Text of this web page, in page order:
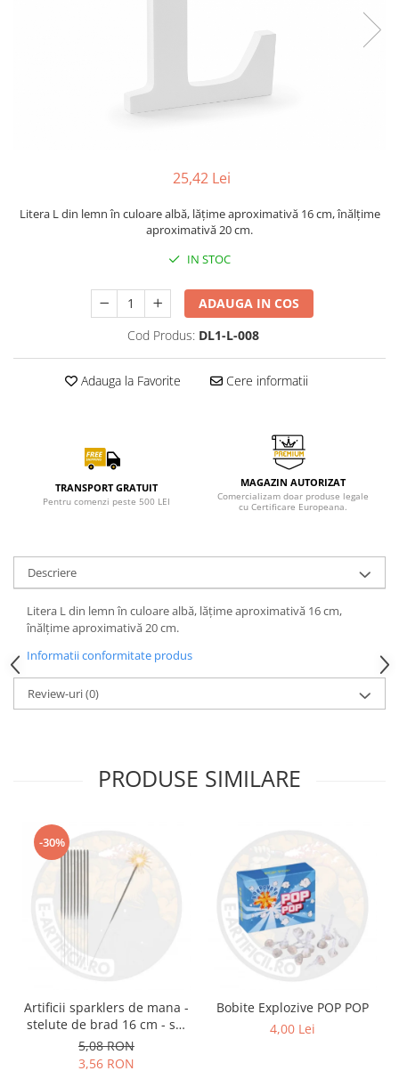
25,42 Lei
Litera L din lemn în culoare albă, lățime aproximativă 16 cm, înălțime
aproximativă 20 cm.
IN STOC
ADAUGA IN COS
Cod Produs: DL1-L-008
Adauga la Favorite Cere informatii
TRANSPORT GRATUIT
Pentru comenzi peste 500 LEI
MAGAZIN AUTORIZAT
Comercializam doar produse legale
cu Certificare Europeana.
Descriere
Litera L din lemn în culoare albă, lățime aproximativă 16 cm,
înălțime aproximativă 20 cm.
Informatii conformitate produs
Review-uri(0)
PRODUSE SIMILARE
-30%
Artificii sparklers de mana -
stelute de brad 16 cm - set
10 buc
5,08 RON
3,56 RON
Bobite Explozive POP POP
4,00 Lei